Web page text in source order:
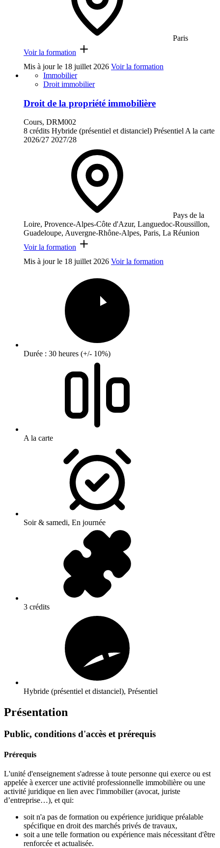
Paris
Voir la formation
Mis à jour le 18 juillet 2026 Voir la formation
Immobilier
Droit immobilier
Droit de la propriété immobilière
Cours, DRM002
8 crédits Hybride (présentiel et distanciel) PrésentielA la carte
2026/27 2027/28
Pays de la
Loire, Provence-Alpes-Côte d'Azur, Languedoc-Roussillon,
Guadeloupe, Auvergne-Rhône-Alpes, Paris, La Réunion
Voir la formation
Mis à jour le 18 juillet 2026 Voir la formation
Durée : 30 heures (+/- 10%)
A la carte
Soir & samedi, En journée
3 crédits
Hybride (présentiel et distanciel), Présentiel
Présentation
Public, conditions d'accès et prérequis
Prérequis
L'unité d'enseignement s'adresse à toute personne qui exerce ou est
appelée à exercer une activité professionnelle immobilière ou une
activité juridique en lien avec l'immobilier (avocat, juriste
d’entreprise…), et qui:
soit n'a pas de formation ou expérience juridique préalable
spécifique en droit des marchés privés de travaux,
soit a une telle formation ou expérience mais nécessitant d'être
renforcée et actualisée.